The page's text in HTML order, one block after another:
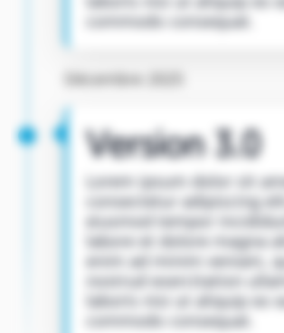
commodo consequat.
Décembre 2025
Version 3.0
Lorem ipsum dolor sit
consectetur adipiscing
eiusmod tempor
labore et dolore magna
enim ad minim veniam,
nostrud exercitation
laboris nisi ut aliquip ex
commodo consequat.